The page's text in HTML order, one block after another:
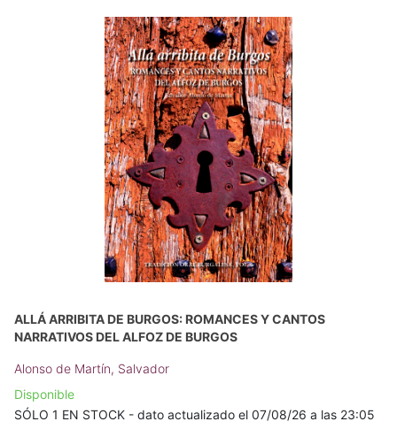
ALLÁ ARRIBITA DE BURGOS: ROMANCES Y CANTOS
NARRATIVOS DEL ALFOZ DE BURGOS
Alonso de Martín, Salvador
Disponible
SÓLO 1 EN STOCK - dato actualizado el 07/08/26 a las 23:05